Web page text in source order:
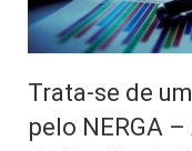
Trata-se de
pelo NERGA